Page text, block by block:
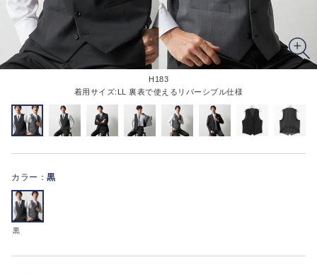
H183
着用サイズ:LL 裏表で使えるリバーシブル仕様
カラー： 黒
黒